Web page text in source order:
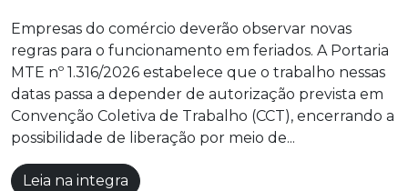
Empresas do comércio deverão observar novas
regras para o funcionamento em feriados. A Portaria
MTE nº 1.316/2026 estabelece que o trabalho nessas
datas passa a depender de autorização prevista em
Convenção Coletiva de Trabalho (CCT), encerrando a
possibilidade de liberação por meio de...
Leia na integra